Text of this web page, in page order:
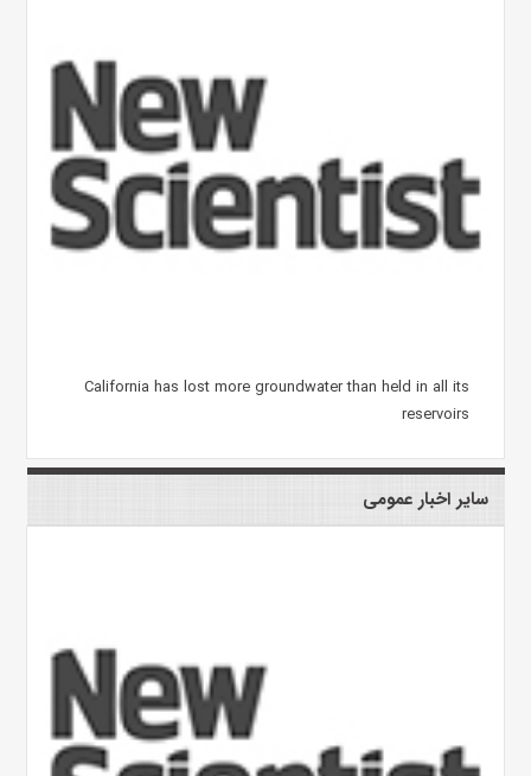
California has lost more groundwater than held in all its
reservoirs
سایر اخبار عمومی